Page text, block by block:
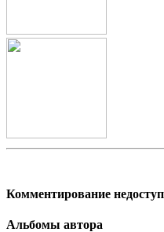
Комментирование
Альбомы автора